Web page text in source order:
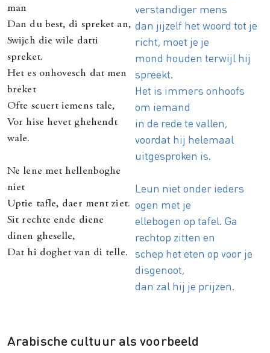
man
Dan du best, di spreket an,
Swijch die wile datti
spreket.
Het es onhovesch dat men
breket
Ofte scuert iemens tale,
Vor hise hevet ghehendt
wale.
Ne lene met hellenboghe
niet
Uptie tafle, daer ment ziet.
Sit rechte ende diene
dinen gheselle,
Dat hi doghet van di telle.
verstandiger mens
dan jijzelf het woord tot je
richt, moet je je
mond houden terwijl hij
spreekt.
Het is immers onhoofs
om iemand
in de rede te vallen,
voordat hij helemaal
uitgesproken is.
Leun niet onder ieders
ogen met je
ellebogen op tafel. Ga
rechtop zitten en
schep het eten op voor je
disgenoot,
dan zal hij je prijzen.
Arabische cultuur als voorbeeld